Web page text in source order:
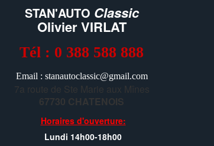
STAN'AUTO Classic
Olivier VIRLAT
Tél : 0 388 588 888
Email : stanautoclassic@gmail.com
7a route de Ste Marie aux Mînes
67730 CHATENOIS
Horaires d'ouverture:
Lundi 14h00-18h00